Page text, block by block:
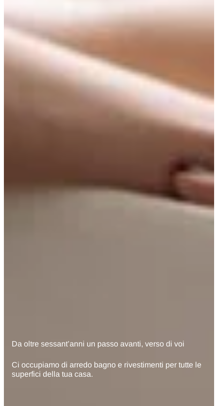
Da oltre sessant’anni un passo avanti, verso di voi
Ci occupiamo di arredo bagno e rivestimenti per tutte le
superfici della tua casa.